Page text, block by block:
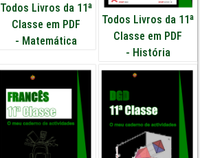
Todos Livros da 11ª
Classe em PDF
- Matemática
Todos Livros da 11ª
Classe em PDF
- História